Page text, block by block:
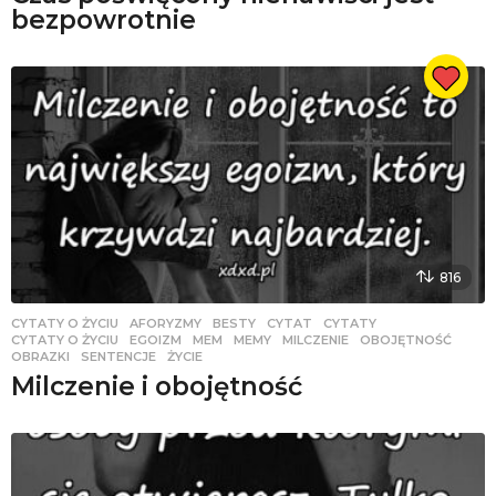
bezpowrotnie
816
CYTATY O ŻYCIU AFORYZMY ,BESTY ,CYTAT ,CYTATY
CYTATY O ŻYCIU
,EGOIZM ,MEM ,MEMY ,MILCZENIE ,OBOJĘTNOŚĆ
OBRAZKI
,SENTENCJE ,ŻYCIE
Milczenie i obojętność